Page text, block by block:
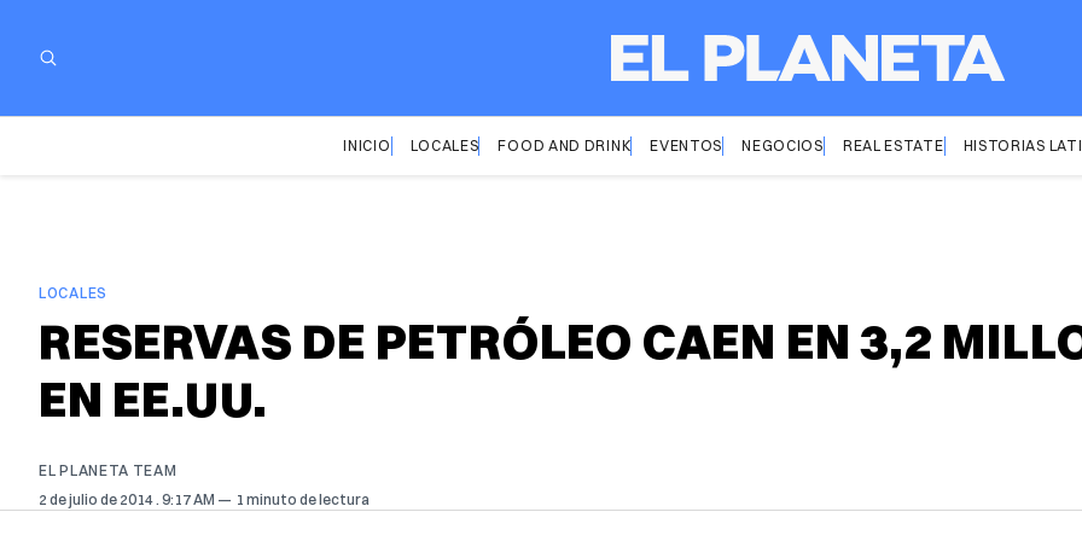
INICIO LOCALES FOOD AND DRINK EVENTOS NEGOCIOS REAL ESTATE HISTORIAS
LOCALES
RESERVAS DE PETRÓLEO CAEN EN 3,2
EN EE.UU.
EL PLANETA TEAM
2 de julio de 2014 . 9:17 AM 1 minuto de lectura